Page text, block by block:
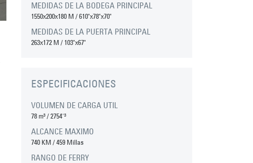
MEDIDAS DE LA BODEGA PRINCIPAL
1550x200x180 M /610"x78"x70"
MEDIDAS DE LA PUERTA PRINCIPAL
263x172 M / 103"x67"
ESPECIFICACIONES
VOLUMEN DE CARGA UTIL
78 m³/2754'³
ALCANCE MAXIMO
740 KM /459 Millas
RANGO DE FERRY